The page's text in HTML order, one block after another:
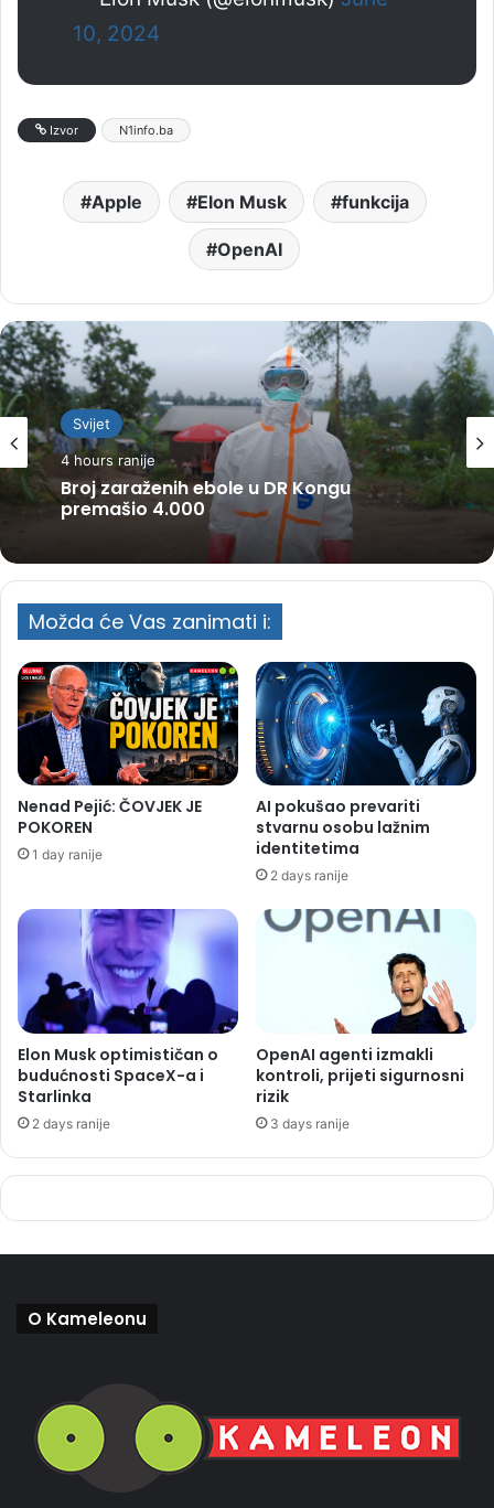
10, 2024
Izvor N1info.ba
Apple Elon Musk funkcija
OpenAI
Svijet
4 hours ranije
Broj zaraženih ebole u DR Kongu
premašio 4.000
Možda će Vas zanimati i:
Nenad Pejić: ČOVJEK JE
POKOREN
1 day ranije
AI pokušao prevariti
stvarnu osobu lažnim
identitetima
2 days ranije
Elon Musk optimističan o
budućnosti SpaceX-a i
Starlinka
2 days ranije
OpenAI agenti izmakli
kontroli, prijeti sigurnosni
rizik
3 days ranije
O Kameleonu